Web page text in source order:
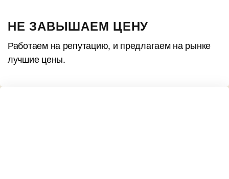
НЕ ЗАВЫШАЕМ ЦЕНУ
Работаем на репутацию, и предлагаем на рынке
лучшие цены.